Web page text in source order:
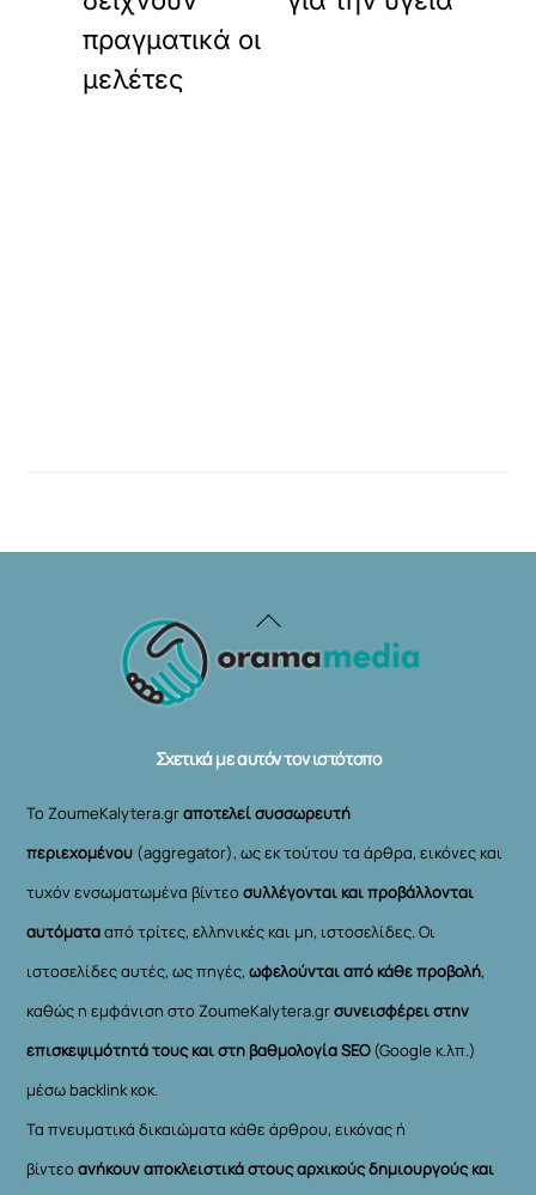
πραγματικά οι
μελέτες
Back
To
Σχετικά με αυτόν τον ιστότοπο
Το ZoumeKalytera.grαποτελεί συσσωρευτή
περιεχομένου (aggregator), ως εκ τούτου τα άρθρα, εικόνες και
τυχόν ενσωματωμένα βίντεοσυλλέγονται και προβάλλονται
αυτόματααπό τρίτες, ελληνικές και μη, ιστοσελίδες. Οι
ιστοσελίδες αυτές, ως πηγές,ωφελούνται από κάθε προβολή,
καθώς η εμφάνιση στο ZoumeKalytera.grσυνεισφέρει στην
επισκεψιμότητά τους και στη βαθμολογία SEO(Google κ.λπ.)
μέσω backlink κοκ.
Τα πνευματικά δικαιώματα κάθε άρθρου, εικόνας ή
βίντεοανήκουν αποκλειστικά στους αρχικούς δημιουργούς και